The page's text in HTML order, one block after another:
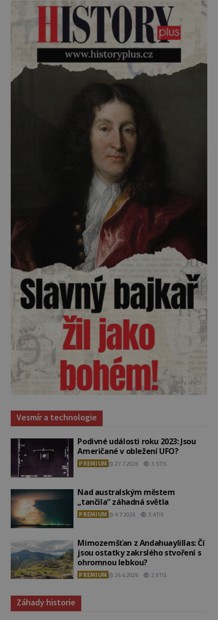
Vesmír a technologie
Podivné události roku 2023: Jsou
Američané v obležení UFO?
PREMIUM 27.7.2026 3.5TIS
Nad australským městem
„tančila“ záhadná světla
PREMIUM 4.7.2026 3.4TIS
Mimozemšťan z Andahuaylillas: Čí
jsou ostatky zakrslého stvoření s
ohromnou lebkou?
PREMIUM 26.6.2026 2.9TIS
Záhady historie